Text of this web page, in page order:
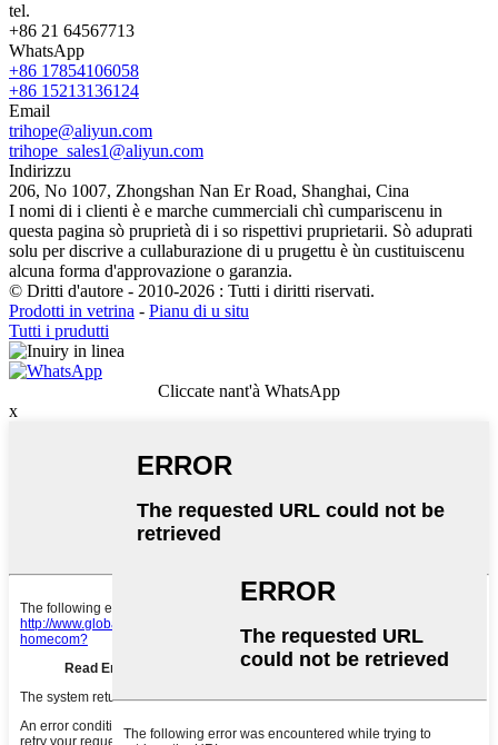
tel.
+86 21 64567713
WhatsApp
+86 17854106058
+86 15213136124
Email
trihope@aliyun.com
trihope_sales1@aliyun.com
Indirizzu
206, No 1007, Zhongshan Nan Er Road, Shanghai, Cina
I nomi di i clienti è e marche cummerciali chì cumpariscenu in
questa pagina sò pruprietà di i so rispettivi pruprietarii. Sò aduprati
solu per discrive a cullaburazione di u prugettu è ùn custituiscenu
alcuna forma d'approvazione o garanzia.
© Dritti d'autore - 2010-2026 : Tutti i diritti riservati.
Prodotti in vetrina - Pianu di u situ
Tutti i prudutti
Cliccate nant'à WhatsApp
x